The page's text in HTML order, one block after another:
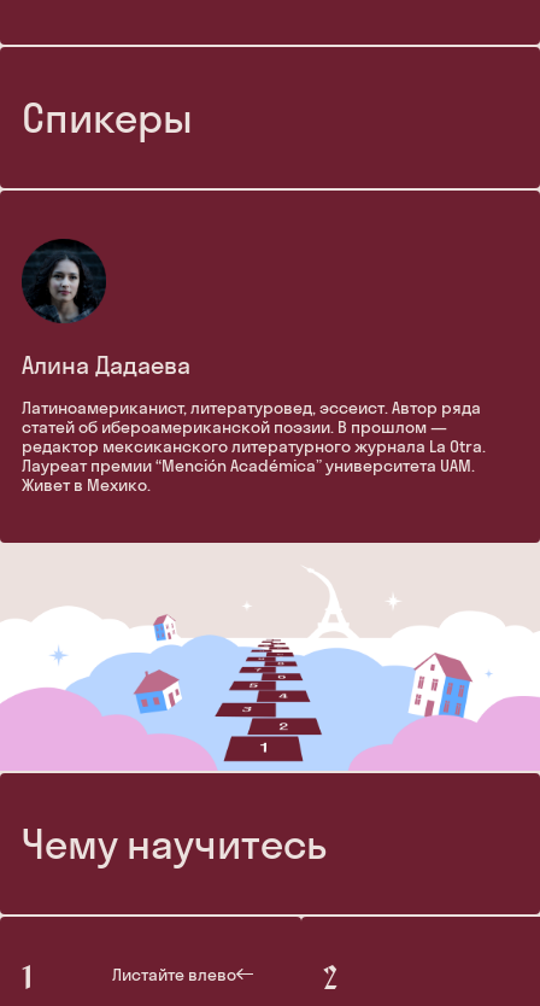
Спикеры
Алина Дадаева
Латиноамериканист, литературовед, эссеист. Автор ряда
статей об ибероамериканской поэзии. В прошлом —
редактор мексиканского литературного журнала La Otra.
Лауреат премии “Mención Académica” университета UAM.
Живет в Мехико.
Чему научитесь
Листайте влево